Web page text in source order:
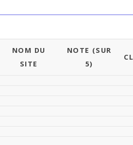
NOM DU
SITE
NOTE (SUR
5)